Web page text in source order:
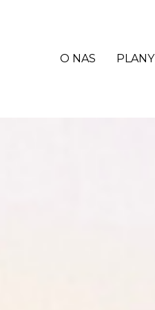
O NAS PLANY